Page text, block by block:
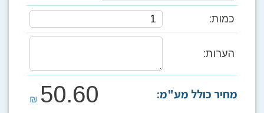
כמות:
הערות:
מחיר כולל מע"מ: 50.60
₪